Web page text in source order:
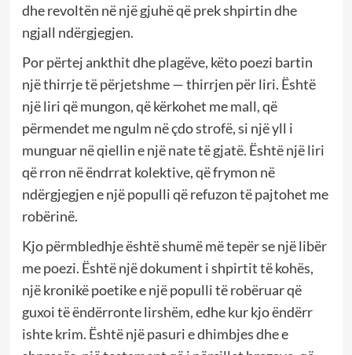
dhe revoltën në një gjuhë që prek shpirtin dhe
ngjall ndërgjegjen.
Por përtej ankthit dhe plagëve, këto poezi bartin
një thirrje të përjetshme — thirrjen për liri. Është
një liri që mungon, që kërkohet me mall, që
përmendet me ngulm në çdo strofë, si një yll i
munguar në qiellin e një nate të gjatë. Është një liri
që rron në ëndrrat kolektive, që frymon në
ndërgjegjen e një populli që refuzon të pajtohet me
robërinë.
Kjo përmbledhje është shumë më tepër se një libër
me poezi. Është një dokument i shpirtit të kohës,
një kronikë poetike e një populli të robëruar që
guxoi të ëndërronte lirshëm, edhe kur kjo ëndërr
ishte krim. Është një pasuri e dhimbjes dhe e